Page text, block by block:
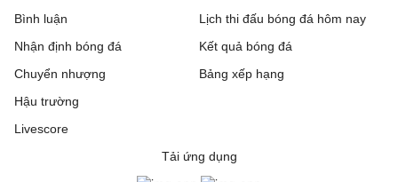
Riga FC 1 - 0 Gyori ETO
IFK Gothenburg Gent
Rakow Czestochowa
1 - 2
Bình luận
Nhận định bóng đá
Chuyển nhượng
Hậu trường
Livescore
Lịch thi đấu bóng đá hôm nay
Kết quả bóng đá
Bảng xếp hạng
Tải ứng dụng